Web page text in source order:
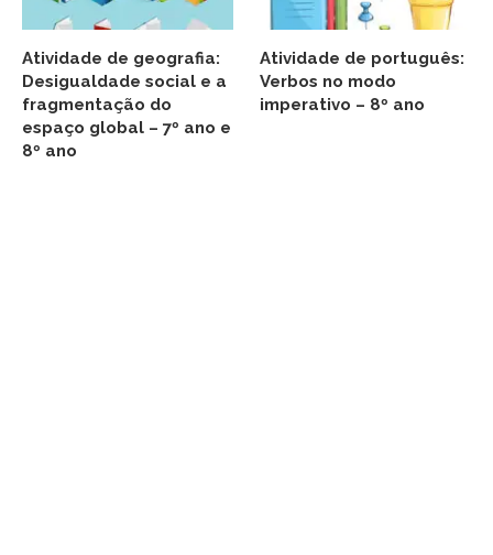
Atividade de geografia:
Desigualdade social e a
fragmentação do
espaço global – 7º ano e
8º ano
Atividade de português:
Verbos no modo
imperativo – 8º ano